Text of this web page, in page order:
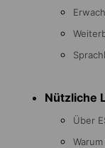
Nützliche
Über
Warum